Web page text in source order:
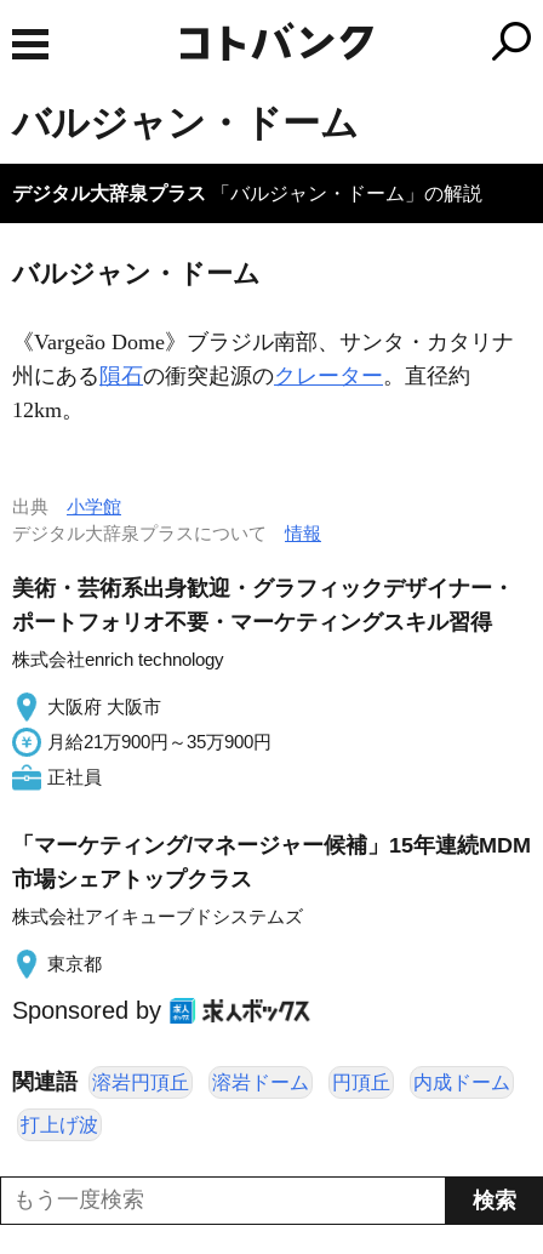
バルジャン・ドーム
デジタル大辞泉プラス 「バルジャン・ドーム」の解説
バルジャン・ドーム
《Vargeão Dome》ブラジル南部、サンタ・カタリナ
州にある 隕石の衝突起源のクレーター。直径約
12km。
出典 小学館
デジタル大辞泉プラスについて情報
美術・芸術系出身歓迎・グラフィックデザイナー・
ポートフォリオ不要・マーケティングスキル習得
株式会社enrich technology
大阪府 大阪市
月給21万900円～35万900円
正社員
「マーケティング/マネージャー候補」15年連続MDM
市場シェアトップクラス
株式会社アイキューブドシステムズ
東京都
Sponsored by
関連語 溶岩円頂丘 溶岩ドーム 円頂丘 内成ドーム
打上げ波